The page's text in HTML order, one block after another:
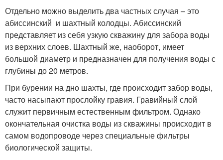
Отдельно можно выделить два частных случая – это
абиссинский и шахтный колодцы. Абиссинский
представляет из себя узкую скважину для забора воды
из верхних слоев. Шахтный же, наоборот, имеет
большой диаметр и предназначен для получения воды с
глубины до 20 метров.
При бурении на дно шахты, где происходит забор воды,
часто насыпают прослойку гравия. Гравийный слой
служит первичным естественным фильтром. Однако
окончательная очистка воды из скважины происходит в
самом водопроводе через специальные фильтры
биологической защиты.